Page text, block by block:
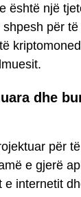
është një
për
dhe
për
e gjerë
e internetit